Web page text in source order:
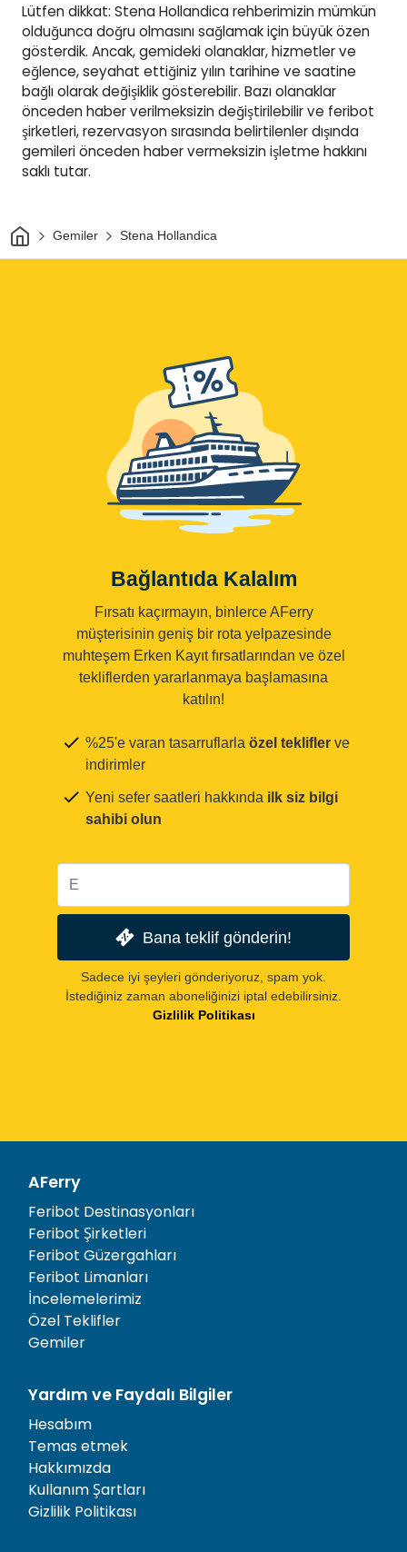
Lütfen dikkat: Stena Hollandica rehberimizin mümkün
olduğunca doğru olmasını sağlamak için büyük özen
gösterdik. Ancak, gemideki olanaklar, hizmetler ve
eğlence, seyahat ettiğiniz yılın tarihine ve saatine
bağlı olarak değişiklik gösterebilir. Bazı olanaklar
önceden haber verilmeksizin değiştirilebilir ve feribot
şirketleri, rezervasyon sırasında belirtilenler dışında
gemileri önceden haber vermeksizin işletme hakkını
saklı tutar.
Ev Gemiler Stena Hollandica
Bağlantıda Kalalım
Fırsatı kaçırmayın, binlerce AFerry
müşterisinin geniş bir rota yelpazesinde
muhteşem Erken Kayıt fırsatlarından ve özel
tekliflerden yararlanmaya başlamasına
katılın!
%25'e varan tasarruflarla özel teklifler ve
indirimler
Yeni sefer saatleri hakkında ilk siz bilgi
sahibi olun
Bana teklif gönderin!
Sadece iyi şeyleri gönderiyoruz, spam yok.
İstediğiniz zaman aboneliğinizi iptal edebilirsiniz.
Gizlilik Politikası
AFerry
Feribot Destinasyonları
Feribot Şirketleri
Feribot Güzergahları
Feribot Limanları
İncelemelerimiz
Özel Teklifler
Gemiler
Yardım ve Faydalı Bilgiler
Hesabım
Temas etmek
Hakkımızda
Kullanım Şartları
Gizlilik Politikası